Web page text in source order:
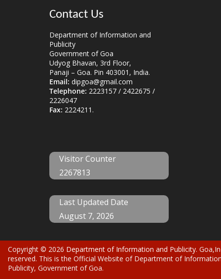
Contact Us
Department of Information and
Publicity
Government of Goa
Udyog Bhavan, 3rd Floor,
Panaji – Goa. Pin 403001, India.
Email: dipgoa@gmail.com
Telephone: 2223157 / 2422675 /
2226047
Fax: 2224211.
Visitor Counter
2267813
Last Updated Date
August 7, 2026
Copyright © 2026 Department of Information and Publicity.
reserved. This is the Official Website of Department of
Publicity, Government of Goa.